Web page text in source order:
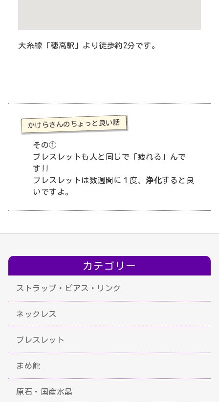
大糸線「穂高駅」より徒歩約2分です。
かけらさんのちょっと良い話
その①
ブレスレットも人と同じで「疲れる」んで
す!!
ブレスレットは数週間に１度、 浄化すると良
いですよ。
カテゴリー
ストラップ・ピアス・リング
ネックレス
ブレスレット
まめ龍
原石・国産水晶